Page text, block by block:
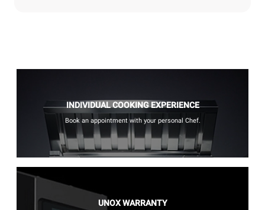
INDIVIDUAL COOKING EXPERIENCE
Book an appointment with your personal Chef.
UNOX WARRANTY